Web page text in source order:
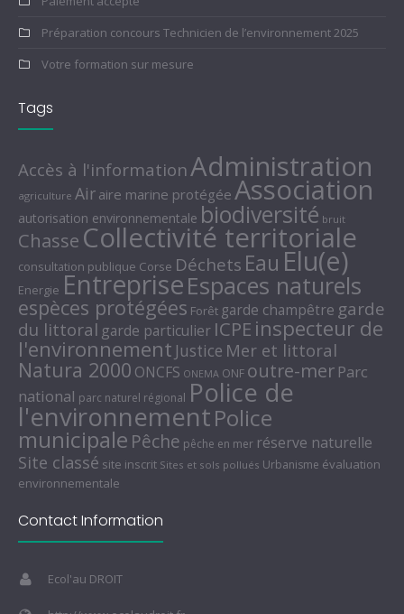
Préparation concours Technicien de l’environnement 2025
Votre formation sur mesure
Tags
Accès à l'informationAdministration
agriculture Air aire marine protégée Association
autorisation environnementale biodiversité bruit
Chasse Collectivité territoriale
consultation publique Corse Déchets Eau Elu(e)
Energie EntrepriseEspaces naturels
espèces protégées Forêt garde champêtre garde
du littoral garde particulier ICPE inspecteur de
l'environnement Justice Mer et littoral
Natura 2000 ONCFS ONEMA ONF outre-mer Parc
national parc naturel régional Police de
l'environnementPolice
municipale Pêche pêche en mer réserve naturelle
Site classé site inscrit Sites et sols pollués Urbanisme évaluation
environnementale
Contact Information
Ecol'au DROIT